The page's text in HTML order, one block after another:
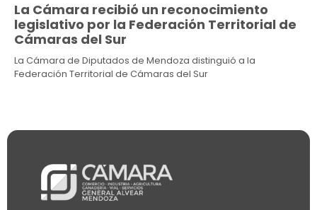
La Cámara recibió un reconocimiento
legislativo por la Federación Territorial de
Cámaras del Sur
La Cámara de Diputados de Mendoza distinguió a la
Federación Territorial de Cámaras del Sur